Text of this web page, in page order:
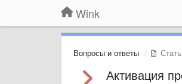
Wink
Вопросы и ответы
Активация